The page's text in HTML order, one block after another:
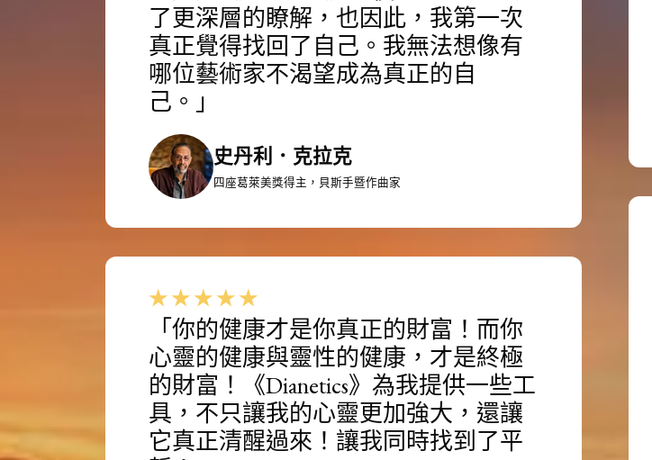
了更深層的瞭解，也因此，我第一次
真正覺得找回了自己。我無法想像有
哪位藝術家不渴望成為真正的自
己。」
史丹利．克拉克
四座葛萊美獎得主，貝斯手暨作曲家
「你的健康才是你真正的財富！而你
心靈的健康與靈性的健康，才是終極
的財富！
《Dianetics》為我提供一些工
具，不只讓我的心靈更加強大，還讓
它真正清醒過來！讓我同時找到了平